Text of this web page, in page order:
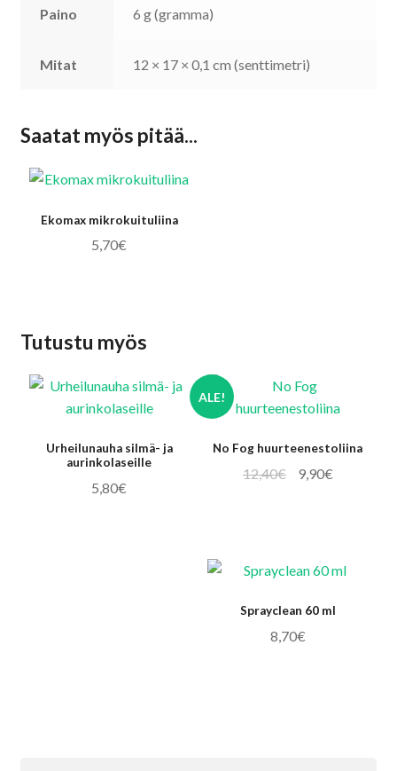
Paino 6 g (gramma)
Mitat 12 × 17 × 0,1 cm (senttimetri)
Saatat myös pitää...
Ekomax mikrokuituliina
5,70€
Tutustu myös
Urheilunauha silmä- ja
aurinkolaseille
5,80€
No Fog huurteenestoliina
ALE!
12,40€
Alkuperäinen
9,90€Nykyinen
Sprayclean 60 ml
8,70€